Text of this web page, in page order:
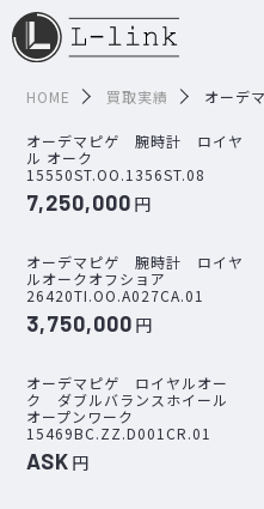
HOME 買取実績 オーデ
オーデマピゲ 腕時計 ロイヤ
ル オーク
15550ST.OO.1356ST.08
7,250,000 円
オーデマピゲ 腕時計 ロイヤ
ルオークオフショア
26420TI.OO.A027CA.01
3,750,000 円
オーデマピゲ ロイヤルオー
ク ダブルバランスホイール
オープンワーク
15469BC.ZZ.D001CR.01
ASK 円